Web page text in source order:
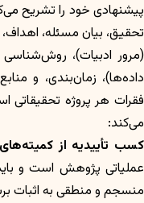
پیشنهادی خود را تشریح
تحقیق، بیان مسئله،
(مرور ادبیات)، روش‌شناسی
داده‌ها)، زمان‌بندی، و
فقرات هر پروژه تحقیقاتی
می‌کند:
کسب تأییدیه از
عملیاتی پژوهش است و
منسجم و منطقی به اثبات